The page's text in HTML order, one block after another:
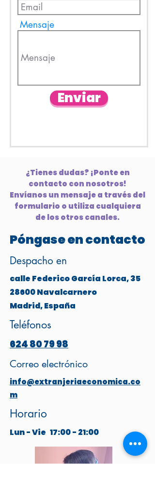
Mensaje
Enviar
¿Tienes dudas? ¡Ponte en
contacto con nosotros!
Envíanos un mensaje a través del
formulario o utiliza cualquiera
de los otros canales.
Póngase en contacto
Despacho en
calle Federico García Lorca, 35
28600 Navalcarnero
Madrid, España
Teléfonos
624 80 79 98
Correo electrónico
info@extranjeriaeconomica.co
m
Horario
Lun - Vie 17:00 - 21:00